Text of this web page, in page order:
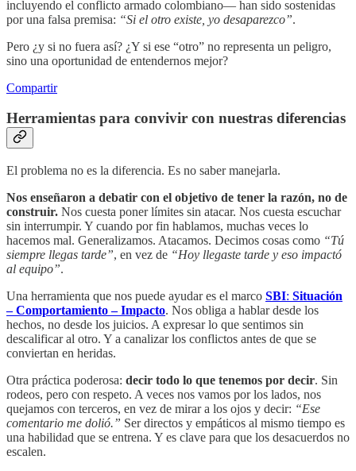
incluyendo el conflicto armado colombiano— han sido sostenidas
por una falsa premisa: “Si el otro existe, yo desaparezco”.
Pero ¿y si no fuera así? ¿Y si ese “otro” no representa un peligro,
sino una oportunidad de entendernos mejor?
Compartir
Herramientas para convivir con nuestras diferencias
El problema no es la diferencia. Es no saber manejarla.
Nos enseñaron a debatir con el objetivo de tener la razón, no de
construir. Nos cuesta poner límites sin atacar. Nos cuesta escuchar
sin interrumpir. Y cuando por fin hablamos, muchas veces lo
hacemos mal. Generalizamos. Atacamos. Decimos cosas como “Tú
siempre llegas tarde”, en vez de “Hoy llegaste tarde y eso impactó
al equipo”.
Una herramienta que nos puede ayudar es el marco SBI: Situación
– Comportamiento – Impacto. Nos obliga a hablar desde los
hechos, no desde los juicios. A expresar lo que sentimos sin
descalificar al otro. Y a canalizar los conflictos antes de que se
conviertan en heridas.
Otra práctica poderosa: decir todo lo que tenemos por decir. Sin
rodeos, pero con respeto. A veces nos vamos por los lados, nos
quejamos con terceros, en vez de mirar a los ojos y decir: “Ese
comentario me dolió.” Ser directos y empáticos al mismo tiempo es
una habilidad que se entrena. Y es clave para que los desacuerdos no
escalen.